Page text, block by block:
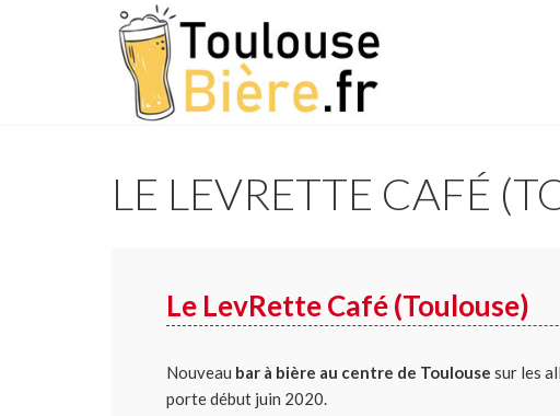
LE LEVRETTE CAFÉ
Le LevRette Café (Toulouse)
Nouveau bar à bière au centre de Toulouse sur les
porte début juin 2020.